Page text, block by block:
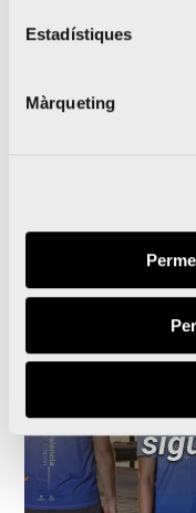
Estadístiques
Màrqueting
carreres en el
El Medio
y